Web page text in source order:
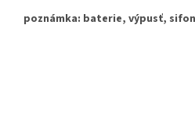
poznámka: baterie, výpusť,